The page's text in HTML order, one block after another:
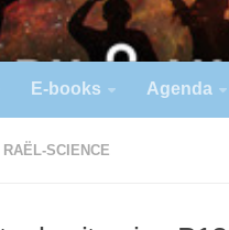
E-books Agenda
SCIENCE